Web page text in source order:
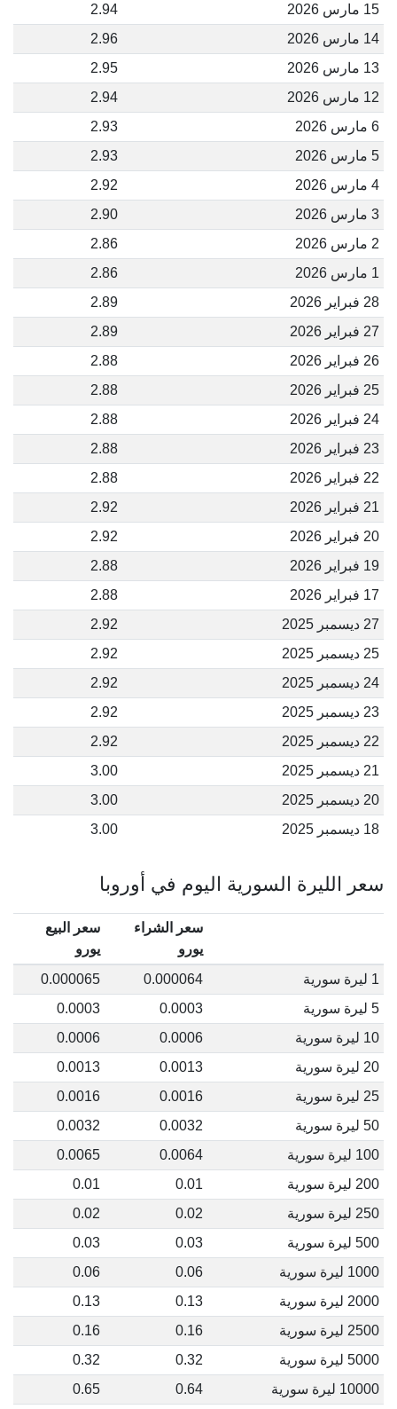
15 مارس 2026
2.94
14 مارس 2026
2.96
13 مارس 2026
2.95
12 مارس 2026
2.94
6 مارس 2026
2.93
5 مارس 2026
2.93
4 مارس 2026
2.92
3 مارس 2026
2.90
2 مارس 2026
2.86
1 مارس 2026
2.86
28 فبراير 2026
2.89
27 فبراير 2026
2.89
26 فبراير 2026
2.88
25 فبراير 2026
2.88
24 فبراير 2026
2.88
23 فبراير 2026
2.88
22 فبراير 2026
2.88
21 فبراير 2026
2.92
20 فبراير 2026
2.92
19 فبراير 2026
2.88
17 فبراير 2026
2.88
27 ديسمبر 2025
2.92
25 ديسمبر 2025
2.92
24 ديسمبر 2025
2.92
23 ديسمبر 2025
2.92
22 ديسمبر 2025
2.92
21 ديسمبر 2025
3.00
20 ديسمبر 2025
3.00
18 ديسمبر 2025
3.00
سعر الليرة السورية اليوم في أوروبا
سعر الشراء
يورو
سعر البيع
يورو
1 ليرة سورية
0.000064
0.000065
5 ليرة سورية
0.0003
0.0003
10 ليرة سورية
0.0006
0.0006
20 ليرة سورية
0.0013
0.0013
25 ليرة سورية
0.0016
0.0016
50 ليرة سورية
0.0032
0.0032
100 ليرة سورية
0.0064
0.0065
200 ليرة سورية
0.01
0.01
250 ليرة سورية
0.02
0.02
500 ليرة سورية
0.03
0.03
1000 ليرة سورية
0.06
0.06
2000 ليرة سورية
0.13
0.13
2500 ليرة سورية
0.16
0.16
5000 ليرة سورية
0.32
0.32
10000 ليرة سورية
0.64
0.65